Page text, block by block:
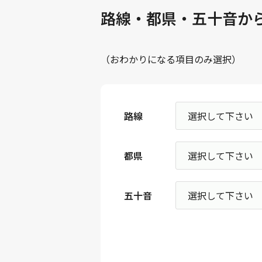
路線・都県・五十音か
（おわかりになる項目のみ選択）
路線
都県
五十音